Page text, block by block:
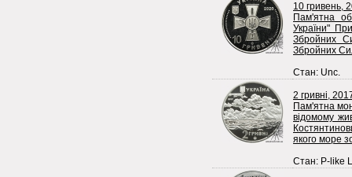
10 гривень,
Пам'ятна
України"
Збройних
Збройних
Стан: Unc.
2 гривні,
Пам'ятна
відомому
якого море
Стан: P-like